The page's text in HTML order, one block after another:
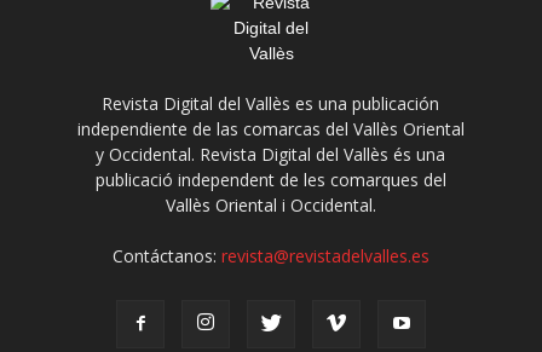
Revista Digital del Vallès es una publicación
independiente de las comarcas del Vallès Oriental
y Occidental. Revista Digital del Vallès és una
publicació independent de les comarques del
Vallès Oriental i Occidental.
Contáctanos: revista@revistadelvalles.es